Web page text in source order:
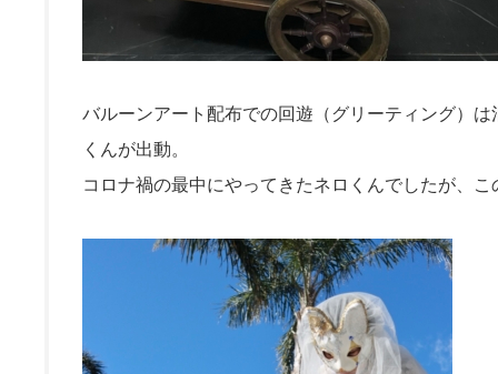
バルーンアート配布での回遊（グリーティング）
くんが出動。
コロナ禍の最中にやってきたネロくんでしたが、